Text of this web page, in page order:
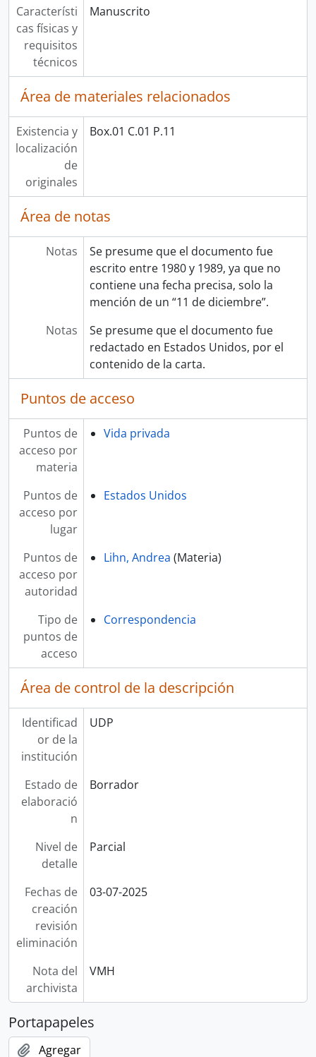
Característi
cas físicas y
requisitos
técnicos
Manuscrito
Área de materiales relacionados
Existencia y
localización
de
originales
Box.01 C.01 P.11
Área de notas
Notas
Se presume que el documento fue
escrito entre 1980 y 1989, ya que no
contiene una fecha precisa, solo la
mención de un “11 de diciembre”.
Notas
Se presume que el documento fue
redactado en Estados Unidos, por el
contenido de la carta.
Puntos de acceso
Puntos de
acceso por
materia
Vida privada
Puntos de
acceso por
lugar
Estados Unidos
Puntos de
acceso por
autoridad
Lihn, Andrea (Materia)
Tipo de
puntos de
acceso
Correspondencia
Área de control de la descripción
Identificad
or de la
institución
UDP
Estado de
elaboració
n
Borrador
Nivel de
detalle
Parcial
Fechas de
creación
revisión
eliminación
03-07-2025
Nota del
archivista
VMH
Portapapeles
Agregar